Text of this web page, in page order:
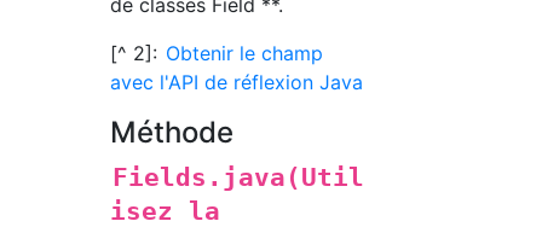
de classes Field **.
[^ 2]: Obtenir le champ
avec l'API de réflexion Java
Méthode
Fields.java(Util
isez la